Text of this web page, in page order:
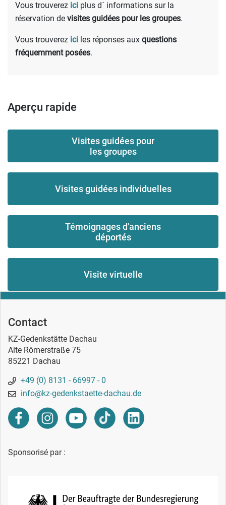
Vous trouverez ici plus d´ informations sur la
réservation de visites guidées pour les groupes.
Vous trouverez ici les réponses aux questions
fréquemment posées.
Aperçu rapide
Visites guidées pour
les groupes
Visites guidées individuelles
Témoignages d'anciens
déportés
Visite virtuelle
Contact
KZ-Gedenkstätte Dachau
Alte Römerstraße 75
85221 Dachau
+49 (0) 8131 - 66997 - 0
info@kz-gedenkstaette-dachau.de
Sponsorisé par :